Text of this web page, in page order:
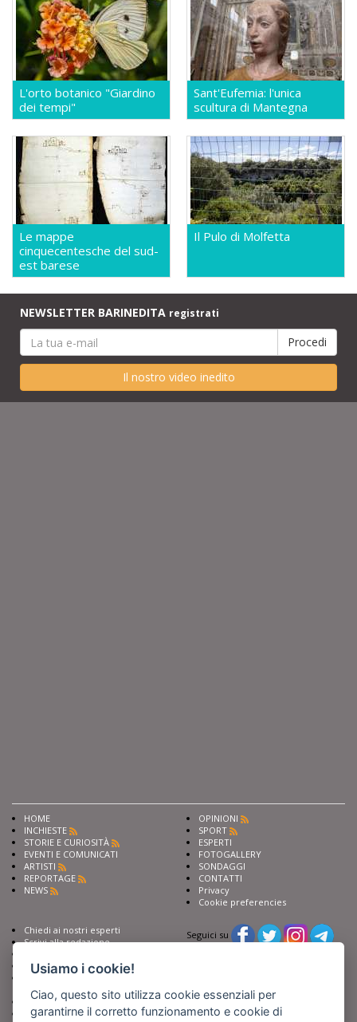
L'orto botanico "Giardino
dei tempi"
Sant'Eufemia: l'unica
scultura di Mantegna
Le mappe
cinquecentesche del sud-
est barese
Il Pulo di Molfetta
NEWSLETTER BARINEDITA registrati
Il nostro video inedito
HOME
INCHIESTE
STORIE E CURIOSITÀ
EVENTI E COMUNICATI
ARTISTI
REPORTAGE
NEWS
OPINIONI
SPORT
ESPERTI
FOTOGALLERY
SONDAGGI
CONTATTI
Privacy
Cookie preferencies
Chiedi ai nostri esperti
Scrivi alla redazione
Sostieni Barinedita
Iscriviti al nostro corso di
giornalismo
Compra i nostri libri
Entra in Barinedita Map
Seguici su
Usiamo i cookie!
Ciao, questo sito utilizza cookie essenziali per
garantirne il corretto funzionamento e cookie di